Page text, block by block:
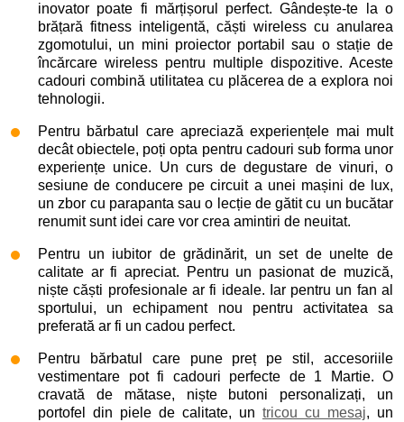
inovator poate fi mărțișorul perfect. Gândește-te la o
brățară fitness inteligentă, căști wireless cu anularea
zgomotului, un mini proiector portabil sau o stație de
încărcare wireless pentru multiple dispozitive. Aceste
cadouri combină utilitatea cu plăcerea de a explora noi
tehnologii.
Pentru bărbatul care apreciază experiențele mai mult
decât obiectele, poți opta pentru cadouri sub forma unor
experiențe unice. Un curs de degustare de vinuri, o
sesiune de conducere pe circuit a unei mașini de lux,
un zbor cu parapanta sau o lecție de gătit cu un bucătar
renumit sunt idei care vor crea amintiri de neuitat.
Pentru un iubitor de grădinărit, un set de unelte de
calitate ar fi apreciat. Pentru un pasionat de muzică,
niște căști profesionale ar fi ideale. Iar pentru un fan al
sportului, un echipament nou pentru activitatea sa
preferată ar fi un cadou perfect.
Pentru bărbatul care pune preț pe stil, accesoriile
vestimentare pot fi cadouri perfecte de 1 Martie. O
cravată de mătase, niște butoni personalizați, un
portofel din piele de calitate, un tricou cu mesaj, un